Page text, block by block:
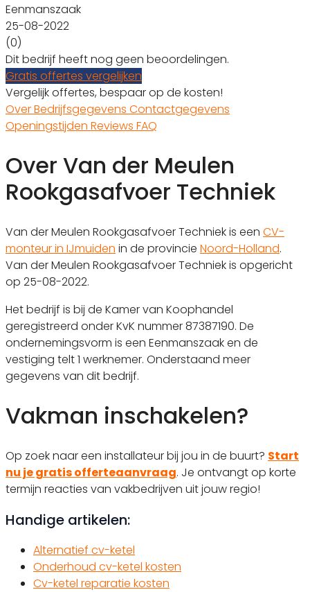
Eenmanszaak
25-08-2022
(0)
Dit bedrijf heeft nog geen beoordelingen.
Gratis offertes vergelijken
Vergelijk offertes, bespaar op de kosten!
OverBedrijfsgegevens Contactgegevens
Openingstijden Reviews FAQ
Over Van der Meulen
Rookgasafvoer Techniek
Van der Meulen Rookgasafvoer Techniek is een CV-
monteur in IJmuiden in de provincie Noord-Holland.
Van der Meulen Rookgasafvoer Techniek is opgericht
op 25-08-2022.
Het bedrijf is bij de Kamer van Koophandel
geregistreerd onder KvK nummer 87387190. De
ondernemingsvorm is een Eenmanszaak en de
vestiging telt 1 werknemer. Onderstaand meer
gegevens van dit bedrijf.
Vakman inschakelen?
Op zoek naar een installateur bij jou in de buurt? Start
nu je gratis offerteaanvraag. Je ontvangt op korte
termijn reacties van vakbedrijven uit jouw regio!
Handige artikelen:
Alternatief cv-ketel
Onderhoud cv-ketel kosten
Cv-ketel reparatie kosten